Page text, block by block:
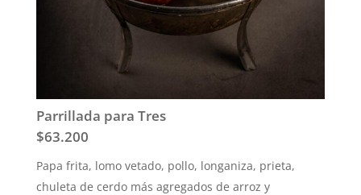
Parrillada para Tres
$63.200
Papa frita, lomo vetado, pollo, longaniza, prieta,
chuleta de cerdo más agregados de arroz y